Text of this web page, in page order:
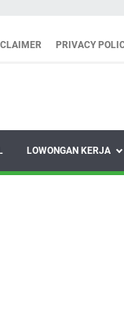
PRIVACY
LOWONGAN KERJA